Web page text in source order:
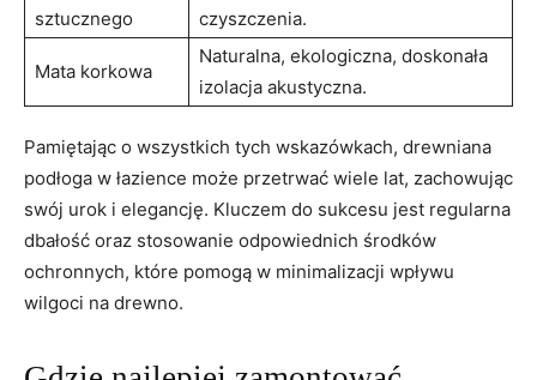
sztucznego
czyszczenia.
Mata ⁣korkowa
Naturalna, ekologiczna, doskonała
izolacja akustyczna.
Pamiętając o ‍wszystkich tych wskazówkach, drewniana
podłoga ⁤w łazience może przetrwać wiele ⁢lat, zachowując
swój ⁣urok i elegancję. Kluczem do‌ sukcesu jest regularna
dbałość oraz stosowanie odpowiednich środków
ochronnych,‍ które pomogą w minimalizacji wpływu
‍wilgoci‌ na drewno.